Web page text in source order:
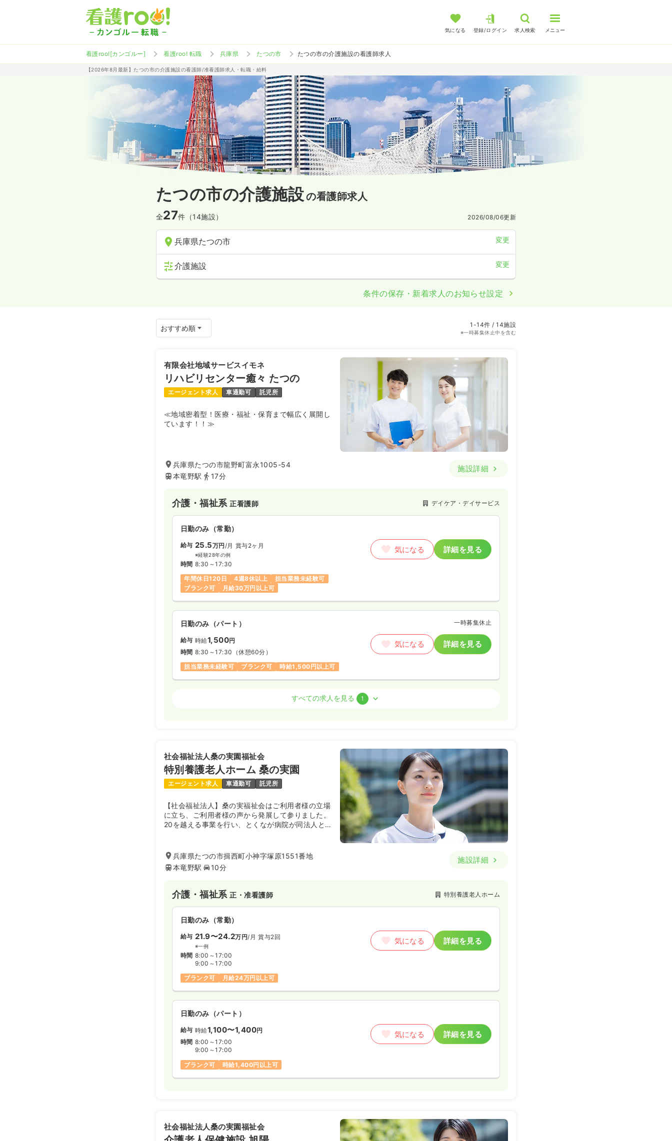
気になる 登録/ログイン 求人検索 メニュー
看護roo![カンゴルー] 看護roo! 転職 兵庫県 たつの市 たつの市の介護施設の看護師求人
【2026年8月最新】たつの市の介護施設の看護師/准看護師求人・転職・給料
たつの市の介護施設の看護師求人
全27件（14施設） 2026/08/06更新
兵庫県たつの市 変更
介護施設 変更
条件の保存・新着求人のお知らせ設定
1-14件 / 14施設
※一時募集休止中を含む
有限会社地域サービスイモネ
リハビリセンター癒々 たつの
エージェント求人 車通勤可 託児所
≪地域密着型！医療・福祉・保育まで幅広く展開し
ています！！≫
兵庫県たつの市龍野町富永1005-54
本竜野駅
17分
施設詳細
介護・福祉系正看護師 デイケア・デイサービス
日勤のみ（常勤）
給与 25.5万円/月 賞与2ヶ月
※経験28年の例
時間 8:30～17:30
年間休日120日
4週8休以上
担当業務未経験可
ブランク可
月給30万円以上可
気になる 詳細を見る
日勤のみ（パート） 一時募集休止
給与 時給1,500円
時間 8:30～17:30 （休憩60分）
担当業務未経験可
ブランク可 時給1,500円以上可
気になる 詳細を見る
時間 9:00～18:00
年間休日125日
月給25万円以上可
すべての求人を見る 1
社会福祉法人桑の実園福祉会
特別養護老人ホーム 桑の実園
エージェント求人 車通勤可 託児所
【社会福祉法人】桑の実福祉会はご利用者様の立場
に立ち、ご利用者様の声から発展して参りました。
20を越える事業を行い、とくなが病院が同法人と
兵庫県たつの市揖西町小神字塚原1551番地
本竜野駅
10分
施設詳細
介護・福祉系正・准看護師 特別養護老人ホーム
日勤のみ（常勤）
給与 21.9〜24.2万円/月 賞与2回
※一例
時間 8:00～17:00
9:00～17:00
ブランク可
月給24万円以上可
気になる 詳細を見る
日勤のみ（パート）
給与 時給1,100〜1,400円
時間 8:00～17:00
9:00～17:00
ブランク可
時給1,400円以上可
気になる 詳細を見る
社会福祉法人桑の実園福祉会